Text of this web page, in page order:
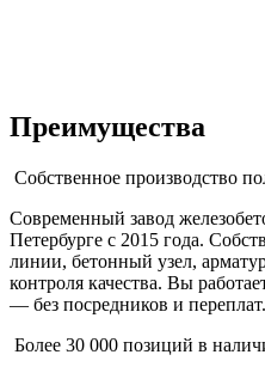
Преимущества
Собственное производство
Современный завод
Петербурге с 2015 года.
линии, бетонный узел,
контроля качества. Вы
— без посредников и переплат.
Более 30 000 позиций в